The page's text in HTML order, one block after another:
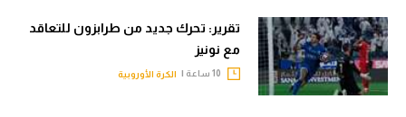
تقرير: تحرك جديد من طرابزون للتعاقد
مع نونيز
الكرة الأوروبية